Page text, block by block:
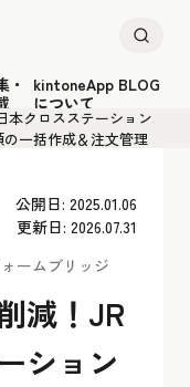
・
kintoneApp BLOG
について
本クロスステーション
一括作成＆注文管理
公開日: 2025.01.06
更新日: 2026.07.31
ームブリッジ
減！JR
ション